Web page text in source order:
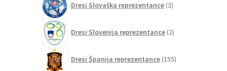
Dresi Slovaška reprezentance 2izdelka
Dresi Slovenija reprezentance 2izdelka
Dresi Španija reprezentance 155izdelkov